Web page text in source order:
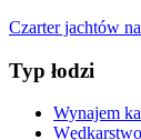
Czarter jachtów
Typ łodzi
Wynajem